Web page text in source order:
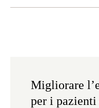
Migliorare
per i